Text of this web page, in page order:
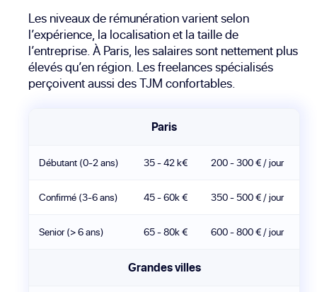
Les niveaux de rémunération varient selon
l’expérience, la localisation et la taille de
l’entreprise. À Paris, les salaires sont nettement plus
élevés qu’en région. Les freelances spécialisés
perçoivent aussi des TJM confortables.
Paris
Débutant (0-2 ans) 35 - 42 k€ 200 - 300 € / jour
Confirmé (3-6 ans) 45 - 60k € 350 - 500 € / jour
Senior (> 6 ans) 65 - 80k € 600 - 800 € / jour
Grandes villes